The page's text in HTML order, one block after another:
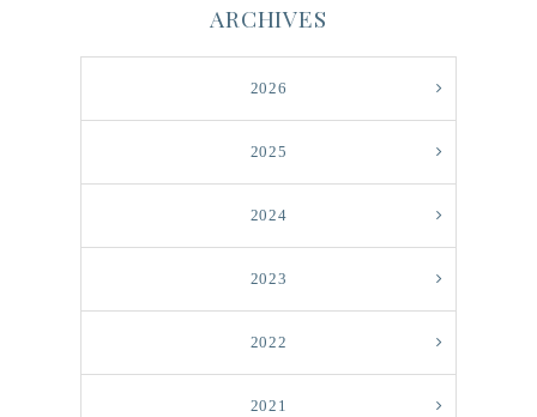
ARCHIVES
2026
2025
2024
2023
2022
2021